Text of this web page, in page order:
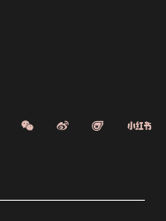
微信 微博 飞猪